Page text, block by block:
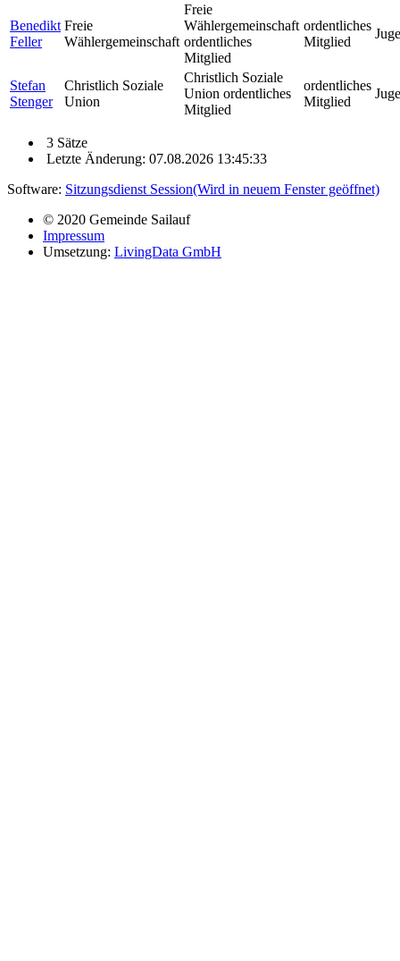
Benedikt
Feller
Freie
Wählergemeinschaft
Freie
Wählergemeinschaft
ordentliches
Mitglied
ordentliches
Mitglied
Stefan
Stenger
Christlich Soziale
Union
Christlich Soziale
Union ordentliches
Mitglied
ordentliches
Mitglied
3 Sätze
Letzte Änderung: 07.08.2026 13:45:33
Software: Sitzungsdienst Session(Wird in neuem Fenster geöffnet)
© 2020 Gemeinde Sailauf
Impressum
Umsetzung: LivingData GmbH